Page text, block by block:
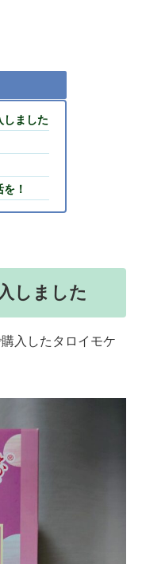
しました
！
しました
入したタロイモケ